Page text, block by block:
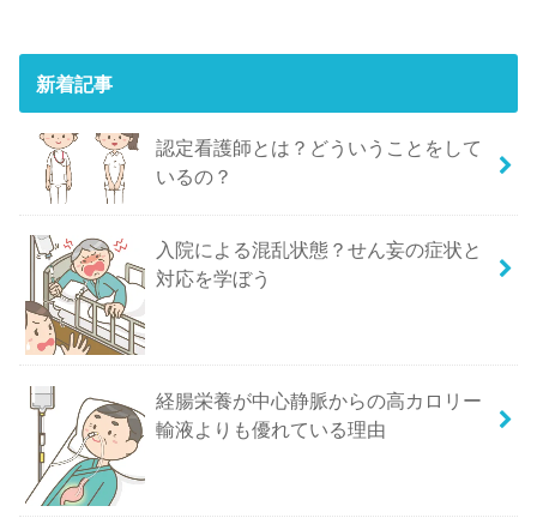
新着記事
認定看護師とは？どういうことをして
いるの？
入院による混乱状態？せん妄の症状と
対応を学ぼう
経腸栄養が中心静脈からの高カロリー
輸液よりも優れている理由